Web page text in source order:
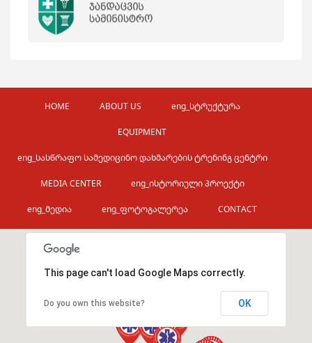
HOME ABOUT US eng_სტრუქტურა
EQUIPMENT
eng_სასწრაფო სამედიცინო დახმარების ტრენინგ ცენტრი
MEDIA CENTER eng_ისტორიული პროექტი
eng_მედია eng_ფოტოგალერეა CONTACT
This page can't load Google Maps correctly.
Do you own this website? OK